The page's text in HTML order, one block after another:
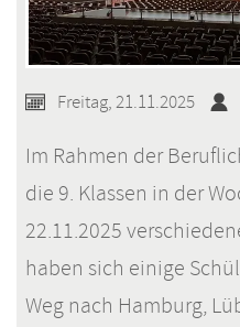
Freitag, 21.11.2025
Im Rahmen der
die 9. Klassen in der
22.11.2025
haben sich einige
Weg nach Hamburg,